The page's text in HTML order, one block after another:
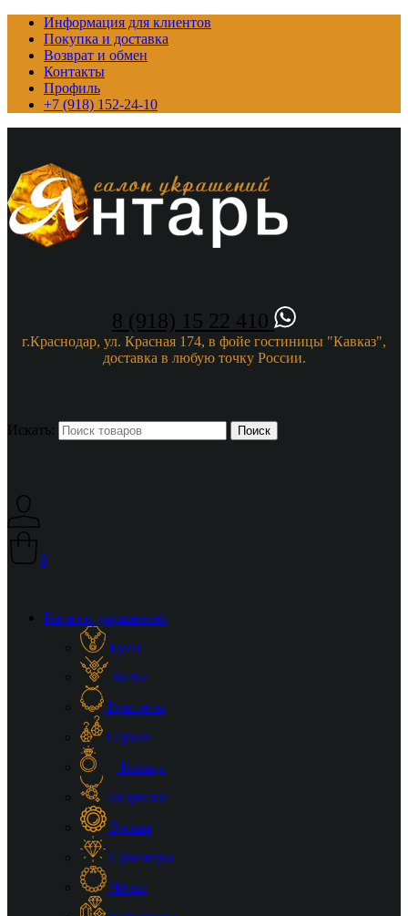
Информация для клиентов
Покупка и доставка
Возврат и обмен
Контакты
Профиль
+7 (918) 152-24-10
8 (918) 15 22 410
г.Краснодар, ул. Красная 174, в фойе гостиницы "Кавказ",
доставка в любую точку России.
Искать:
0
Каталог украшений
Бусы
Колье
Браслеты
Серьги
Кольца
Подвески
Броши
Сувениры
Чётки